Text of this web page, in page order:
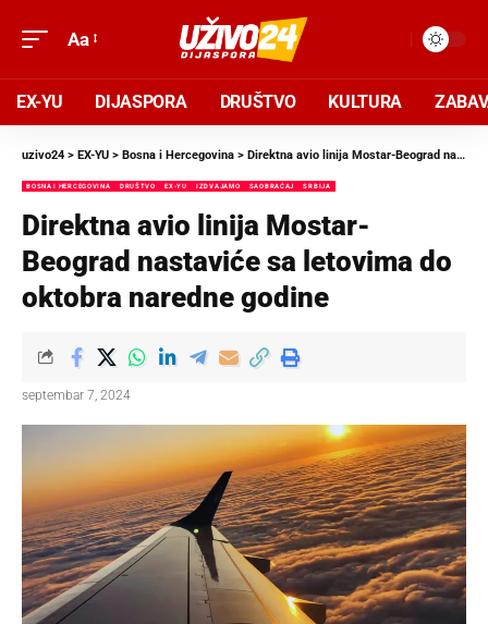
Aa
EX-YU DIJASPORA DRUŠTVO KULTURA
uzivo24 > EX-YU > Bosna i Hercegovina > Direktna avio linija Mostar-Beograd nastaviće sa letovima do oktobra naredne godine
BOSNA I HERCEGOVINA DRUŠTVO EX-YU IZDVAJAMO SAOBRAĆAJ SRBIJA
Direktna avio linija Mostar-
Beograd nastaviće sa letovima do
oktobra naredne godine
septembar 7, 2024